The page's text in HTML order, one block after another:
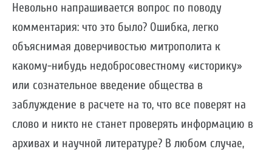
Невольно напрашивается вопрос по поводу
комментария: что это было? Ошибка, легко
объяснимая доверчивостью митрополита к
какому-нибудь недобросовестному «историку»
или сознательное введение общества в
заблуждение в расчете на то, что все поверят на
слово и никто не станет проверять информацию в
архивах и научной литературе? В любом случае,